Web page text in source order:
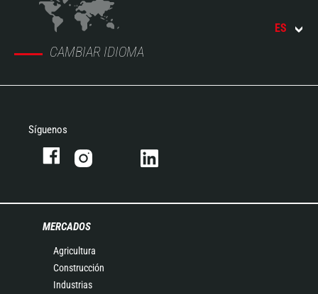
CAMBIAR IDIOMA
ES
Síguenos
MERCADOS
Agricultura
Construcción
Industrias